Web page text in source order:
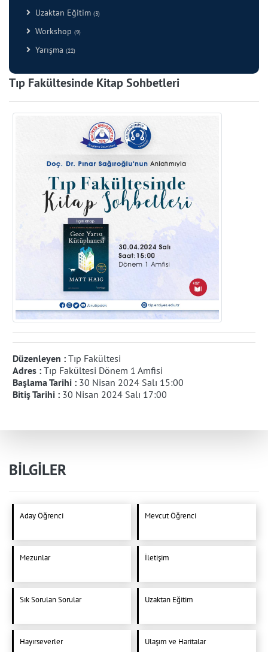
Uzaktan Eğitim (3)
Workshop (9)
Yarışma (22)
Tıp Fakültesinde Kitap Sohbetleri
Düzenleyen : Tıp Fakültesi
Adres : Tıp Fakültesi Dönem 1 Amfisi
Başlama Tarihi : 30 Nisan 2024 Salı 15:00
Bitiş Tarihi : 30 Nisan 2024 Salı 17:00
BİLGİLER
Aday Öğrenci Mevcut Öğrenci
Mezunlar İletişim
Sık Sorulan Sorular Uzaktan Eğitim
Hayırseverler Ulaşım ve Haritalar